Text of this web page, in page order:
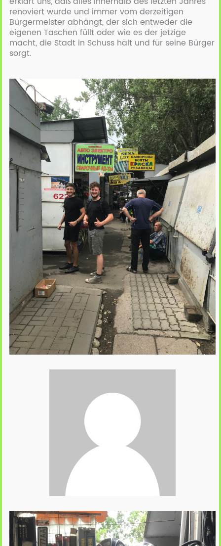
renoviert wurde und immer vom derzeitigen
Bürgermeister abhängt, der sich entweder die
eigenen Taschen füllt oder wie es der jetzige
macht, die Stadt in Schuss hält und für seine Bürger
sorgt.